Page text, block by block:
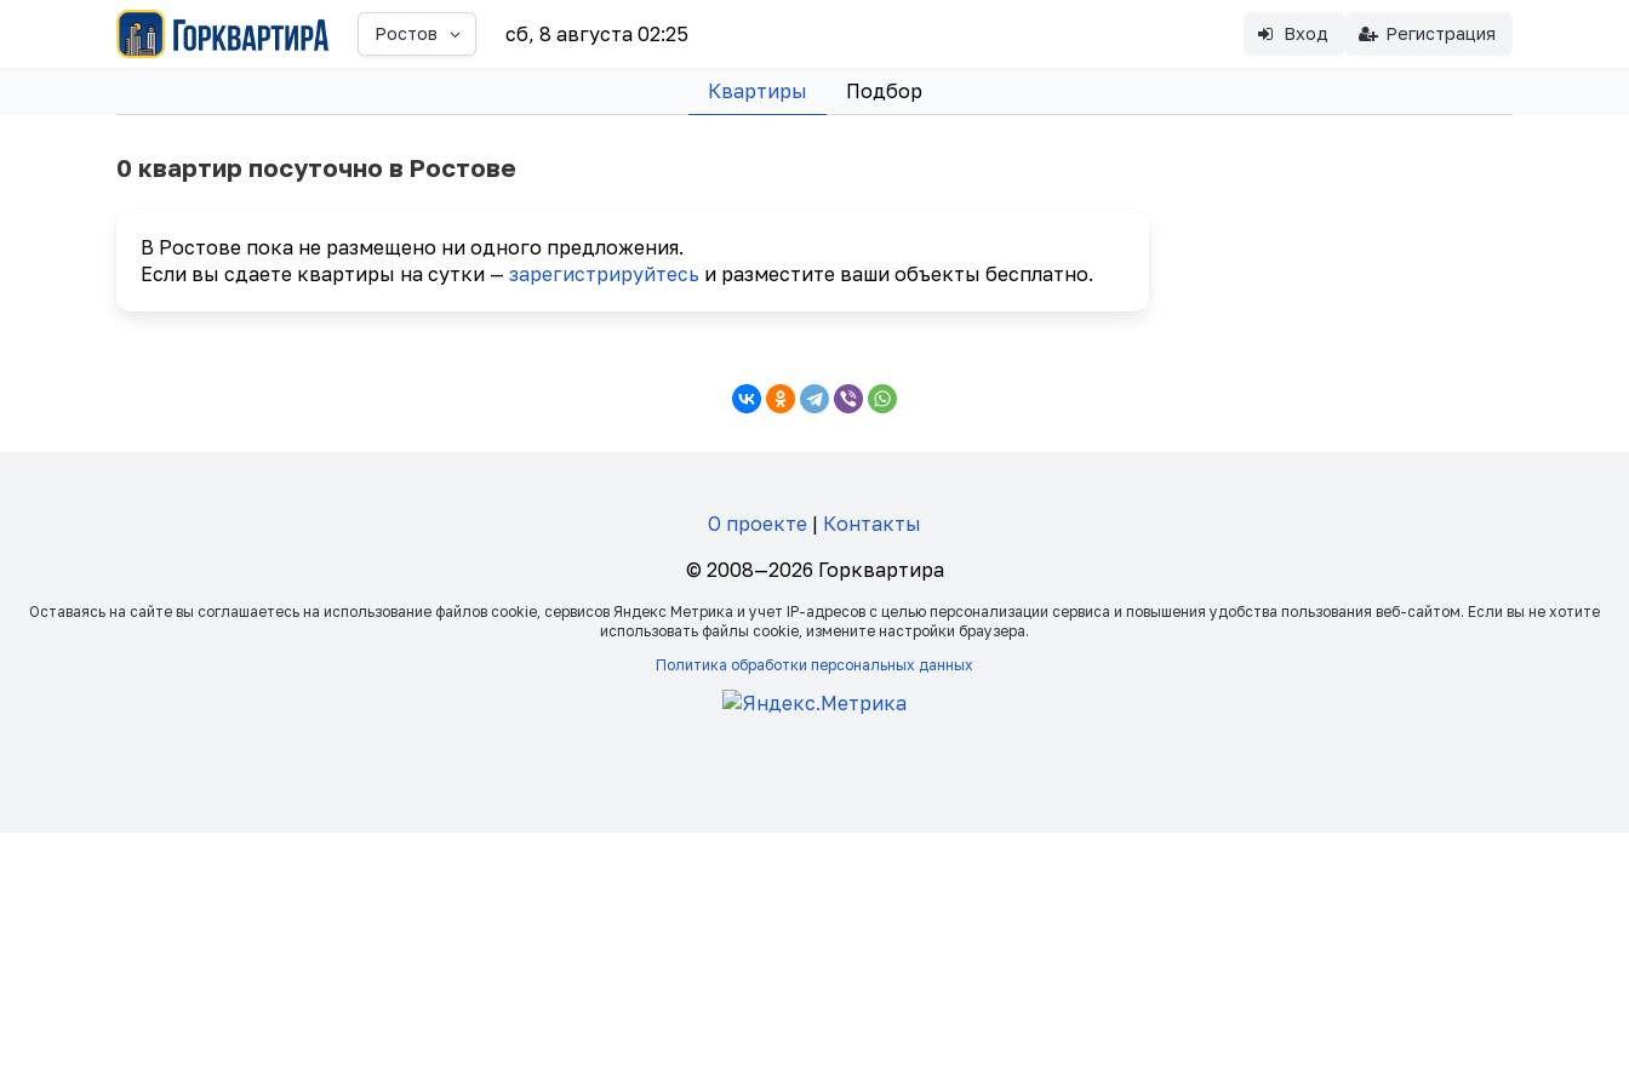
Ростов сб, 8 августа 02:25 Вход Регистрация
Квартиры Подбор
0 квартир посуточно в Ростове
В Ростове пока не размещено ни одного предложения.
Если вы сдаете квартиры на сутки — зарегистрируйтесь и разместите ваши объекты бесплатно.
О проекте | Контакты
© 2008—2026 Горквартира
Оставаясь на сайте вы соглашаетесь на использование файлов сookie, сервисов Яндекс Метрика и учет IP-адресов с целью персонализации сервиса и повышения удобства пользования веб-сайтом. Если вы не хотите
использовать файлы сookie, измените настройки браузера.
Политика обработки персональных данных